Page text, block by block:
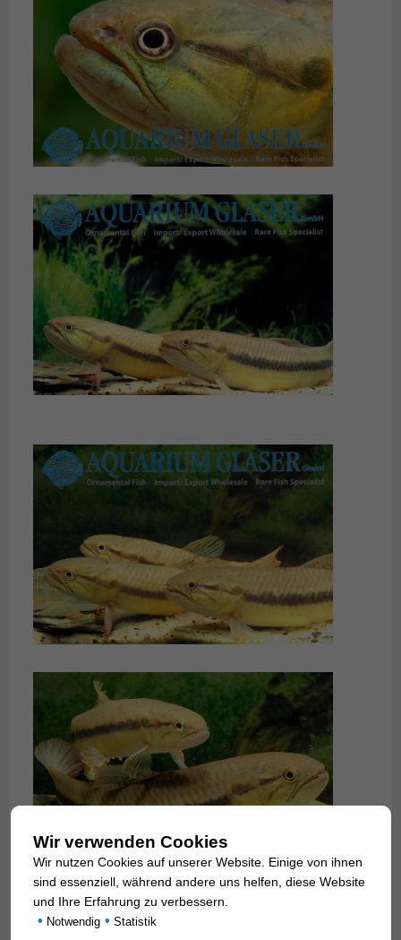
Wir verwenden Cookies
Wir nutzen Cookies auf unserer Website. Einige von ihnen
sind essenziell, während andere uns helfen, diese Website
und Ihre Erfahrung zu verbessern.
• Notwendig • Statistik